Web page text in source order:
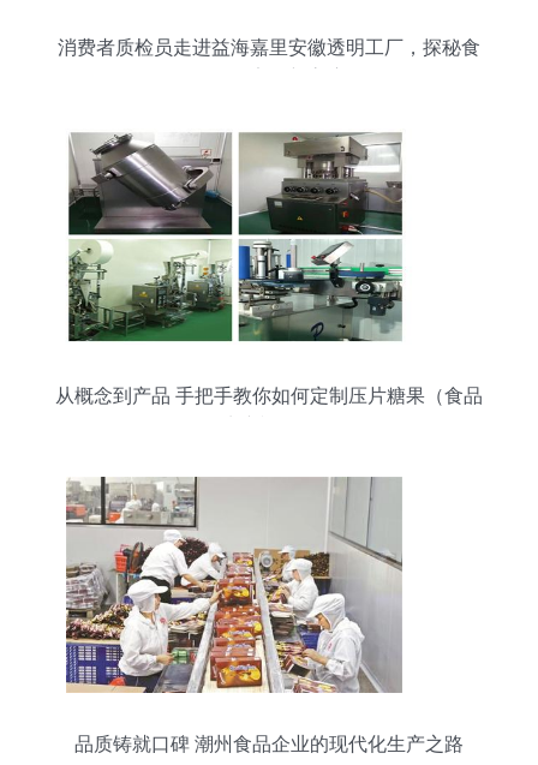
消费者质检员走进益海嘉里安徽透明工厂，探秘食
从概念到产品 手把手教你如何定制压片糖果（食品
品质铸就口碑 潮州食品企业的现代化生产之路